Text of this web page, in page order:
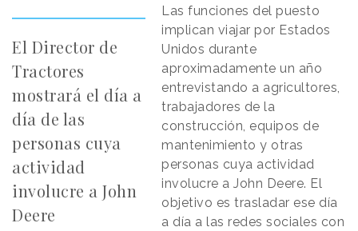
El Director de
Tractores
mostrará el día a
día de las
personas cuya
actividad
involucre a John
Deere
Las funciones del puesto
implican viajar por Estados
Unidos durante
aproximadamente un año
entrevistando a agricultores,
trabajadores de la
construcción, equipos de
mantenimiento y otras
personas cuya actividad
involucre a John Deere. El
objetivo es trasladar ese día
a día a las redes sociales con